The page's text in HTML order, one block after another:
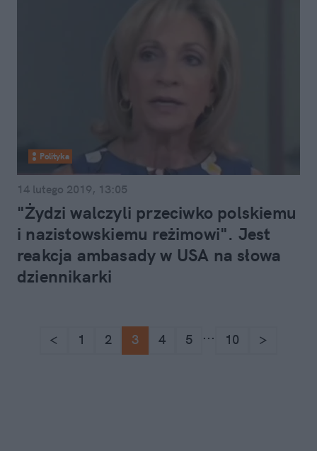
Polityka
14 lutego 2019, 13:05
"Żydzi walczyli przeciwko polskiemu
i nazistowskiemu reżimowi". Jest
reakcja ambasady w USA na słowa
dziennikarki
< 1 2 3 4 5 ... 10 >